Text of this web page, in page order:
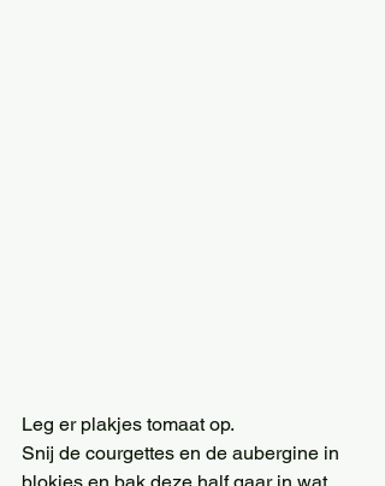
Leg er plakjes tomaat op.
Snij de courgettes en de aubergine in